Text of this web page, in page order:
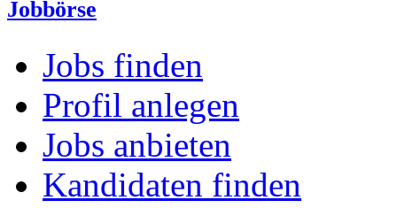
Jobbörse
Jobs finden
Profil anlegen
Jobs anbieten
Kandidaten finden